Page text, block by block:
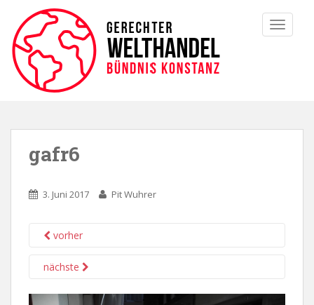
gafr6
3. Juni 2017 Pit Wuhrer
vorher
nächste